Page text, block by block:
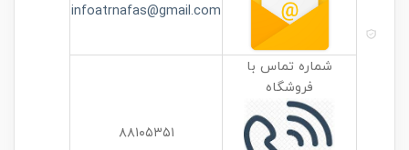
infoatrnafas@gmail.com
شماره تماس با
فروشگاه
۸۸۱۰۵۳۵۱